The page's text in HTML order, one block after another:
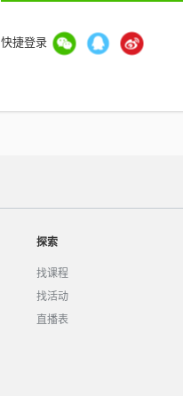
快捷登录
探索
找课程
找活动
直播表